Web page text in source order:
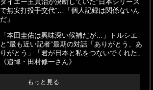
ダイエー王貞治が決断していた“日本シリーズ
で無安打投手交代”…「個人記録は関係ないん
だ」
「本田圭佑は興味深い候補だが…」トルシエ
と“最も近い記者”最期の対話「ありがとう、あ
りがとう」「君が日本と私をつないでくれた」
《追悼・田村修一さん》
もっと見る